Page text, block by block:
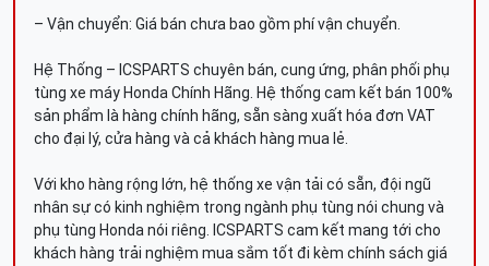
– Vận chuyển: Giá bán chưa bao gồm phí vận chuyển.
Hệ Thống – ICSPARTS chuyên bán, cung ứng, phân phối phụ
tùng xe máy Honda Chính Hãng. Hệ thống cam kết bán 100%
sản phẩm là hàng chính hãng, sẵn sàng xuất hóa đơn VAT
cho đại lý, cửa hàng và cả khách hàng mua lẻ.
Với kho hàng rộng lớn, hệ thống xe vận tải có sẵn, đội ngũ
nhân sự có kinh nghiệm trong ngành phụ tùng nói chung và
phụ tùng Honda nói riêng. ICSPARTS cam kết mang tới cho
khách hàng trải nghiệm mua sắm tốt đi kèm chính sách giá